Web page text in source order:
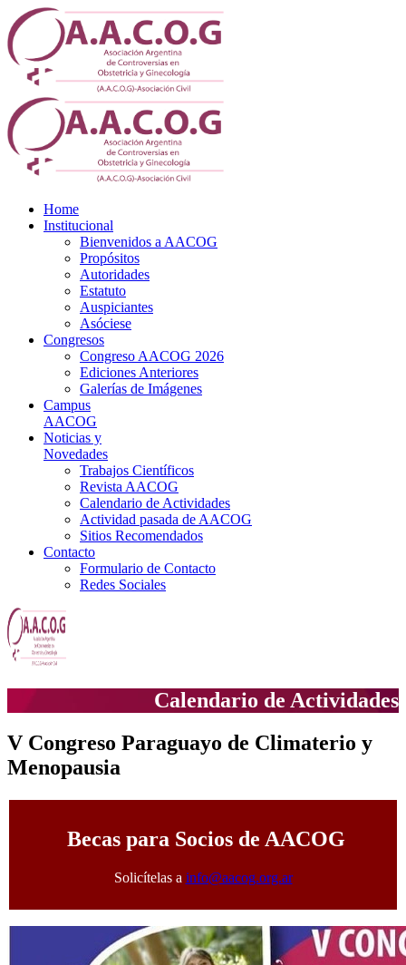
Home
Institucional
Bienvenidos a AACOG
Propósitos
Autoridades
Estatuto
Auspiciantes
Asóciese
Congresos
Congreso AACOG 2026
Ediciones Anteriores
Galerías de Imágenes
Campus
AACOG
Noticias y
Novedades
Trabajos Científicos
Revista AACOG
Calendario de Actividades
Actividad pasada de AACOG
Sitios Recomendados
Contacto
Formulario de Contacto
Redes Sociales
Calendario de Actividades
V Congreso Paraguayo de Climaterio y
Menopausia
Becas para Socios de AACOG
Solicítelas a info@aacog.org.ar